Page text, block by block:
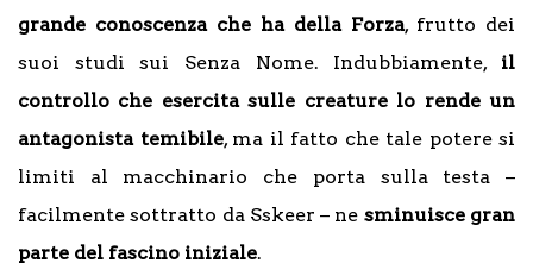
grande conoscenza che ha della Forza, frutto dei
suoi studi sui Senza Nome. Indubbiamente, il
controllo che esercita sulle creature lo rende un
antagonista temibile, ma il fatto che tale potere si
limiti al macchinario che porta sulla testa –
facilmente sottratto da Sskeer – ne sminuisce gran
parte del fascino iniziale.